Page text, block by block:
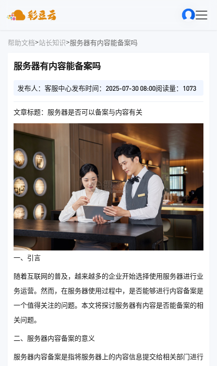
帮助文档>站长知识>服务器有内容能备案吗
服务器有内容能备案吗
发布人：客服中心发布时间：2025-07-30 08:00阅读量：1073
文章标题：服务器是否可以备案与内容有关
一、引言
随着互联网的普及，越来越多的企业开始选择使用服务器进行业
务运营。然而，在服务器使用过程中，是否能够进行内容备案是
一个值得关注的问题。本文将探讨服务器有内容是否能备案的相
关问题。
二、服务器内容备案的意义
服务器内容备案是指将服务器上的内容信息提交给相关部门进行